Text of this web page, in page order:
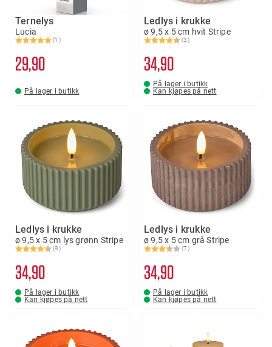
Ternelys
Lucia
Karakter:
(1)
5.0 av 5 mulige
29 90
På lager i butikk
Ledlys i krukke
ø 9,5 x 5 cm hvit Stripe
Karakter:
(3)
4.7 av 5 mulige
3490
På lager i butikk
Kan kjøpes på nett
Ledlys i krukke
ø 9,5 x 5 cm lys grønn Stripe
Karakter:
(9)
4.3 av 5 mulige
3490
På lager i butikk
Kan kjøpes på nett
Ledlys i krukke
ø 9,5 x 5 cm grå Stripe
Karakter:
(7)
3.6 av 5 mulige
3490
På lager i butikk
Kan kjøpes på nett